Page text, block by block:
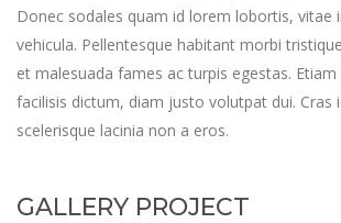
Donec sodales quam id lorem lobortis, vitae
vehicula. Pellentesque habitant morbi
et malesuada fames ac turpis egestas.
facilisis dictum, diam justo volutpat dui. Cras
scelerisque lacinia non a eros.
GALLERY PROJECT